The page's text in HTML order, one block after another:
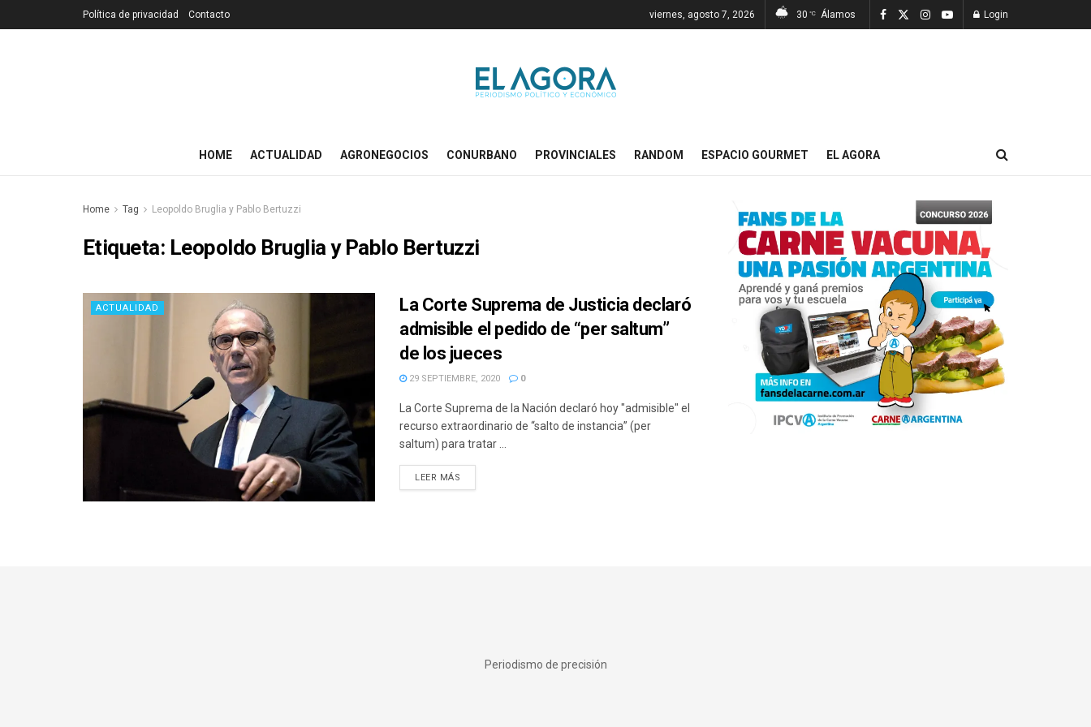
Política de privacidad Contacto viernes, agosto 7, 2026 30 °C Álamos Login
HOME ACTUALIDAD AGRONEGOCIOS CONURBANO PROVINCIALES RANDOM ESPACIO GOURMET EL AGORA
Home Tag Leopoldo Bruglia y Pablo Bertuzzi
Etiqueta: Leopoldo Bruglia y Pablo Bertuzzi
ACTUALIDAD
La Corte Suprema de Justicia declaró
admisible el pedido de “per saltum”
de los jueces
29 SEPTIEMBRE, 2020 0
La Corte Suprema de la Nación declaró hoy "admisible" el
recurso extraordinario de “salto de instancia” (per
saltum) para tratar ...
LEER MÁS
Periodismo de precisión